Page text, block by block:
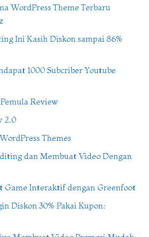
WordPress Theme Terbaru
Ini Kasih Diskon sampai 86%
1000 Subcriber Youtube
Review
2.0
Themes
dan Membuat Video Dengan
Game Interaktif dengan Greenfoot
Diskon 30% Pakai Kupon: